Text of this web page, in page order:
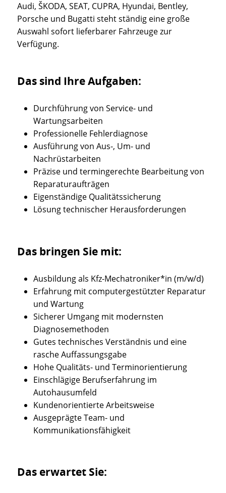
Audi, ŠKODA, SEAT, CUPRA, Hyundai, Bentley,
Porsche und Bugatti steht ständig eine große
Auswahl sofort lieferbarer Fahrzeuge zur
Verfügung.
Das sind Ihre Aufgaben:
Durchführung von Service- und
Wartungsarbeiten
Professionelle Fehlerdiagnose
Ausführung von Aus-, Um- und
Nachrüstarbeiten
Präzise und termingerechte Bearbeitung von
Reparaturaufträgen
Eigenständige Qualitätssicherung
Lösung technischer Herausforderungen
Das bringen Sie mit:
Ausbildung als Kfz-Mechatroniker*in (m/w/d)
Erfahrung mit computergestützter Reparatur
und Wartung
Sicherer Umgang mit modernsten
Diagnosemethoden
Gutes technisches Verständnis und eine
rasche Auffassungsgabe
Hohe Qualitäts- und Terminorientierung
Einschlägige Berufserfahrung im
Autohausumfeld
Kundenorientierte Arbeitsweise
Ausgeprägte Team- und
Kommunikationsfähigkeit
Das erwartet Sie: